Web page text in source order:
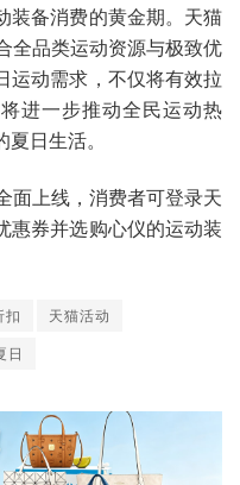
装备消费的黄金期。天猫
全品类运动资源与极致优
运动需求，不仅将有效拉
进一步推动全民运动热
日生活。
面上线，消费者可登录天
惠券并选购心仪的运动装
扣
天猫活动
日